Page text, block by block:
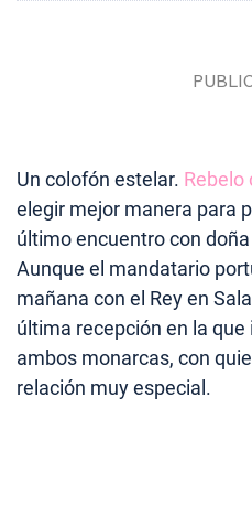
Un colofón estelar. Rebelo
elegir mejor manera para
último encuentro con
Aunque el mandatario
mañana con el Rey en
última recepción en la
ambos monarcas, con
relación muy especial.